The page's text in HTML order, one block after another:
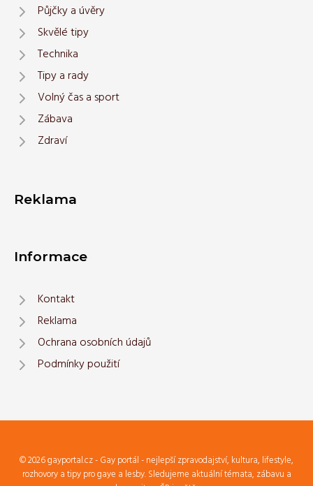
Půjčky a úvěry
Skvělé tipy
Technika
Tipy a rady
Volný čas a sport
Zábava
Zdraví
Reklama
Informace
Kontakt
Reklama
Ochrana osobních údajů
Podmínky použití
© 2026 gayportal.cz - Gay portál - nejlepší zpravodajství, kultura, lifestyle,
rozhovory a tipy pro gaye a lesby. Sledujeme aktuální témata, zábavu a